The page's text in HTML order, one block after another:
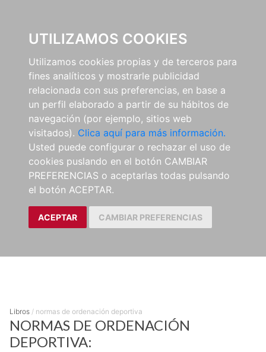
UTILIZAMOS COOKIES
Utilizamos cookies propias y de terceros para
fines analíticos y mostrarle publicidad
relacionada con sus preferencias, en base a
un perfil elaborado a partir de su hábitos de
navegación (por ejemplo, sitios web
visitados). Clica aquí para más información.
Usted puede configurar o rechazar el uso de
cookies puslando en el botón CAMBIAR
PREFERENCIAS o aceptarlas todas pulsando
el botón ACEPTAR.
ACEPTAR CAMBIAR PREFERENCIAS
Libros / normas de ordenación deportiva
NORMAS DE ORDENACIÓN
DEPORTIVA: